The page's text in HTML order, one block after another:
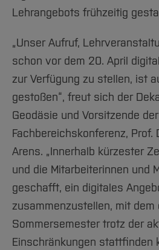
Lehrangebots frühzeitig
„Unser Aufruf,
schon vor dem 20. April
zur Verfügung zu stellen, ist
gestoßen“, freut sich der
Geodäsie und Vorsitzende der
Fachbereichskonferenz, Prof.
Arens. „Innerhalb kürzester
und die Mitarbeiterinnen und
geschafft, ein digitales
zusammenzustellen, mit dem
Sommersemester trotz der
Einschränkungen stattfinden